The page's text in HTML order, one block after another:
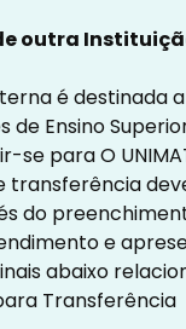
outra
é destinada
de Ensino
para O
transferência
do
e
abaixo
Transferência